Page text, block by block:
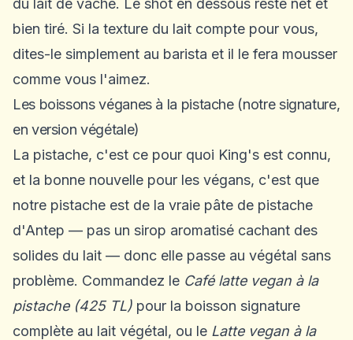
du lait de vache. Le shot en dessous reste net et
bien tiré. Si la texture du lait compte pour vous,
dites-le simplement au barista et il le fera mousser
comme vous l'aimez.
Les boissons véganes à la pistache (notre signature,
en version végétale)
La pistache, c'est ce pour quoi King's est connu,
et la bonne nouvelle pour les végans, c'est que
notre pistache est de la vraie pâte de pistache
d'Antep — pas un sirop aromatisé cachant des
solides du lait — donc elle passe au végétal sans
problème. Commandez le Café latte vegan à la
pistache (425 TL) pour la boisson signature
complète au lait végétal, ou le Latte vegan à la